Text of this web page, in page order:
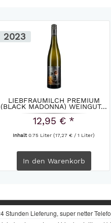
2023
LIEBFRAUMILCH PREMIUM
(BLACK MADONNA) WEINGUT...
12,95 € *
Inhalt0.75 Liter(17,27 € / 1 Liter)
In den Warenkorb